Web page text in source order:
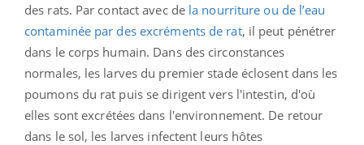
des rats. Par contact avec de la nourriture ou de l’eau
contaminée par des excréments de rat, il peut pénétrer
dans le corps humain. Dans des circonstances
normales, les larves du premier stade éclosent dans les
poumons du rat puis se dirigent vers l'intestin, d'où
elles sont excrétées dans l'environnement. De retour
dans le sol, les larves infectent leurs hôtes